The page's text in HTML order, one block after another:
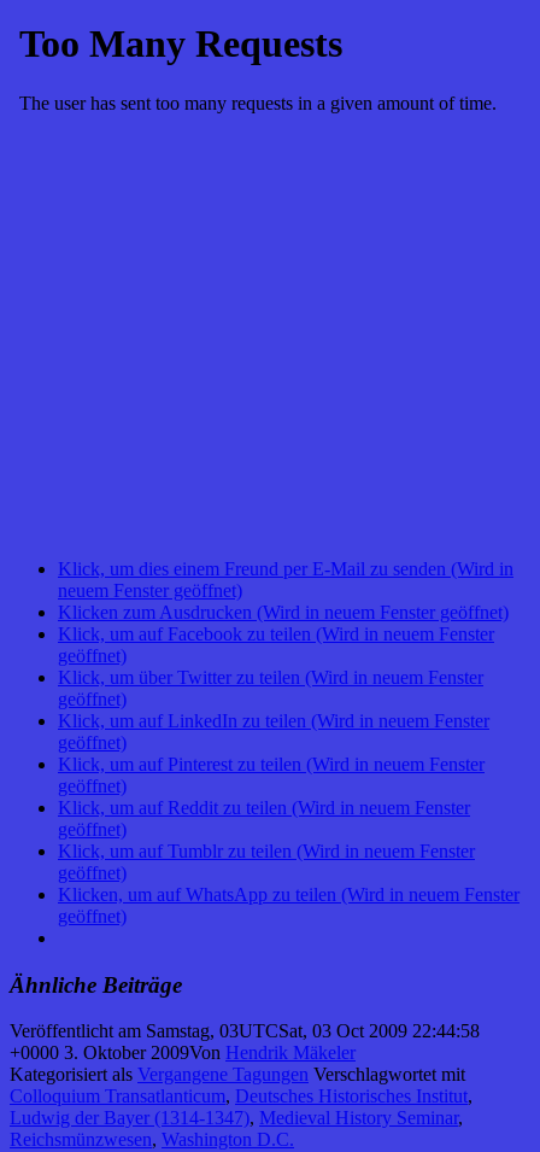
Klick, um dies einem Freund per E-Mail zu senden (Wird in
neuem Fenster geöffnet)
Klicken zum Ausdrucken (Wird in neuem Fenster geöffnet)
Klick, um auf Facebook zu teilen (Wird in neuem Fenster
geöffnet)
Klick, um über Twitter zu teilen (Wird in neuem Fenster
geöffnet)
Klick, um auf LinkedIn zu teilen (Wird in neuem Fenster
geöffnet)
Klick, um auf Pinterest zu teilen (Wird in neuem Fenster
geöffnet)
Klick, um auf Reddit zu teilen (Wird in neuem Fenster
geöffnet)
Klick, um auf Tumblr zu teilen (Wird in neuem Fenster
geöffnet)
Klicken, um auf WhatsApp zu teilen (Wird in neuem Fenster
geöffnet)
Ähnliche Beiträge
Veröffentlicht am Samstag, 03UTCSat, 03 Oct 2009 22:44:58
+0000 3. Oktober 2009Von Hendrik Mäkeler
Kategorisiert als Vergangene Tagungen Verschlagwortet mit
Colloquium Transatlanticum, Deutsches Historisches Institut,
Ludwig der Bayer (1314-1347), Medieval History Seminar,
Reichsmünzwesen, Washington D.C.